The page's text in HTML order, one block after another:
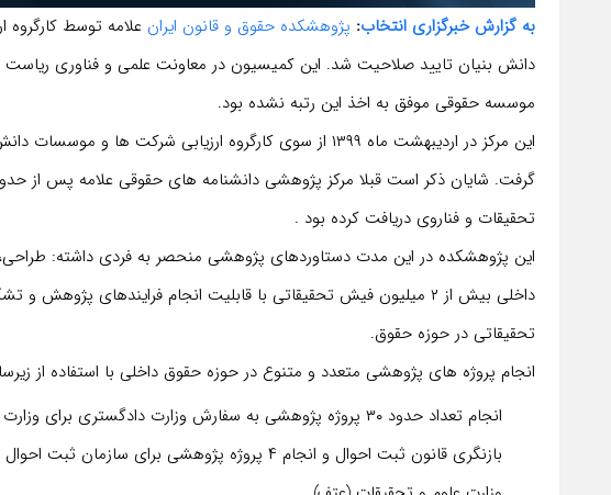
به گزارش خبرگزاری انتخاب: پژوهشکده حقوق و قانون ایران علامه توسط
دانش بنیان تایید صلاحیت شد. این کمیسیون در معاونت علمی و فناوری
موسسه حقوقی موفق به اخذ این رتبه نشده بود.
این مرکز در اردیبهشت ماه ۱۳۹۹ از سوی کارگروه ارزیابی
تحقیقات و فناروی دریافت کرده بود .
این پژوهشکده در این مدت دستاوردهای پژوهشی منحصر به فردی داشته:
داخلی بیش از ۲ میلیون فیش تحقیقاتی با قابلیت انجام فرایندهای
تحقیقاتی در حوزه حقوق.
انجام پروژه های پژوهشی متعدد و متنوع در حوزه حقوق داخلی با استفاده از
انجام تعداد حدود ۳۰ پروژه پژوهشی به سفارش وزارت دادگستری برای وزارت مذکور.
بازنگری قانون ثبت احوال و انجام ۴ پروژه پژوهشی